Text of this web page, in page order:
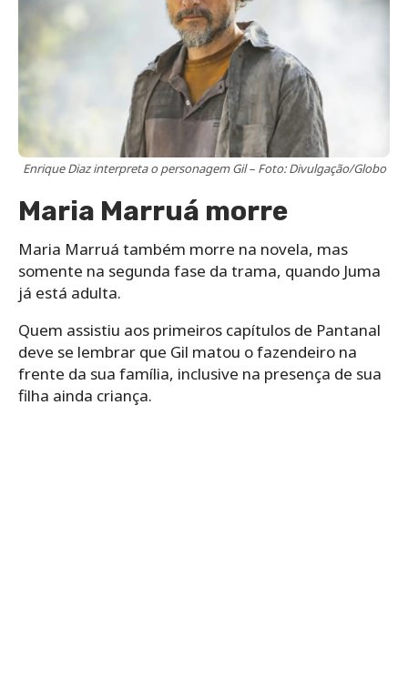
Enrique Diaz interpreta o personagem Gil – Foto: Divulgação/Globo
Maria Marruá morre
Maria Marruá também morre na novela, mas
somente na segunda fase da trama, quando Juma
já está adulta.
Quem assistiu aos primeiros capítulos de Pantanal
deve se lembrar que Gil matou o fazendeiro na
frente da sua família, inclusive na presença de sua
filha ainda criança.